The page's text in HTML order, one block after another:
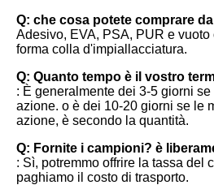
Q: che cosa potete comprare
Adesivo, EVA, PSA, PUR e
forma colla d'impiallacciatura.
Q: Quanto tempo è il vostro
: È generalmente dei 3-5 giorni
azione. o è dei 10-20 giorni se le
azione, è secondo la quantità.
Q: Fornite i campioni? è
: Sì, potremmo offrire la tassa del
paghiamo il costo di trasporto.